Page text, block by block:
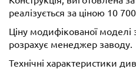
реалізується за ціною 10
Ціну модифікованої моделі
розрахує менеджер заводу.
Технічні характеристики